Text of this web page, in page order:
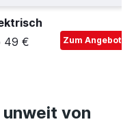
49 €
Zum Angebot
von